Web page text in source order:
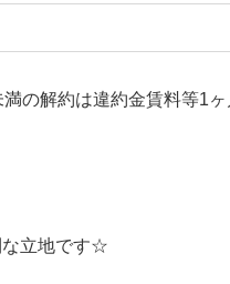
の解約は違約金賃料等1
な立地です☆